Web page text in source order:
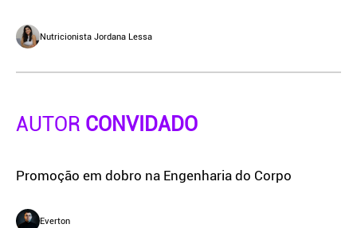
Nutricionista Jordana Lessa
AUTOR CONVIDADO
Promoção em dobro na Engenharia do Corpo
Everton